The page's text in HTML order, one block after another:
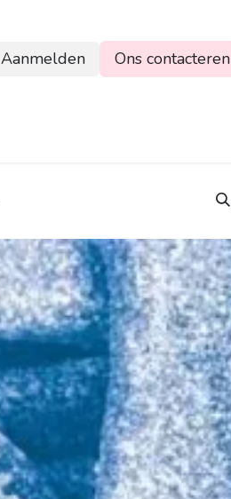
Aanmelden Ons contacteren